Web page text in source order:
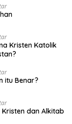
Kristen Katolik
itu Benar?
dan Alkitab